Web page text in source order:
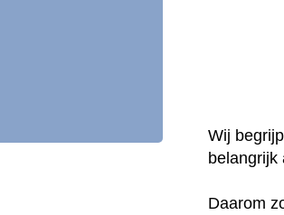
Wij
belangrijk
Daarom